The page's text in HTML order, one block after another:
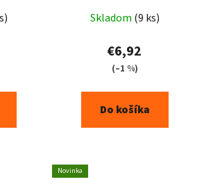
Gaultier Scandal By Night
)
Skladom (9 ks)
€6,92
(–1 %)
Do košíka
Novinka